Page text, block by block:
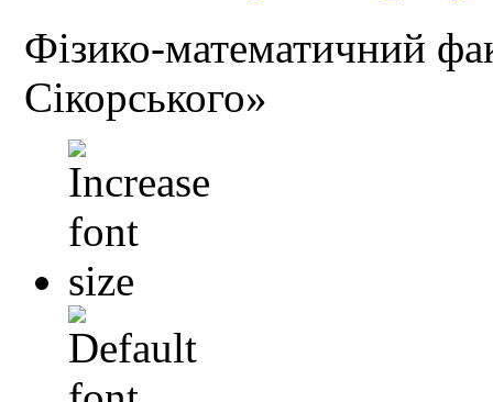
Фізико-математичний
Сікорського»